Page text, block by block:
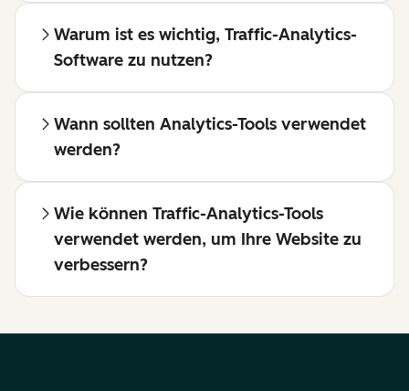
Warum ist es wichtig, Traffic-Analytics-
Software zu nutzen?
Wann sollten Analytics-Tools verwendet
werden?
Wie können Traffic-Analytics-Tools
verwendet werden, um Ihre Website zu
verbessern?